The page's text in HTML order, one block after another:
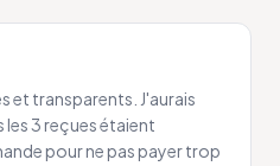
et transparents. J'aurais
les 3 reçues étaient
pour ne pas payer trop